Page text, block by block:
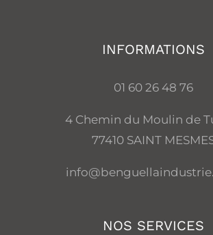
INFORMATIONS
01 60 26 48 76
4 Chemin du Moulin de
77410 SAINT
NOS SERVICES